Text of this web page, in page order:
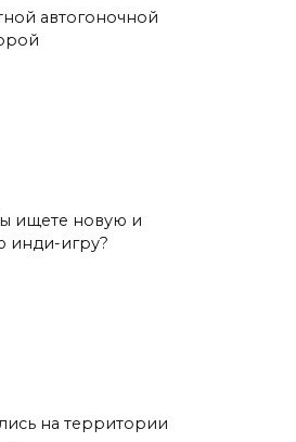
автогоночной
ищете новую и
инди-игру?
на территории